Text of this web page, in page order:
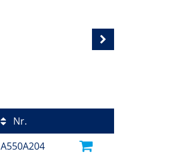
Nr.
A550A204